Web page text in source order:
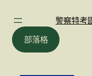
警察特考
部落格